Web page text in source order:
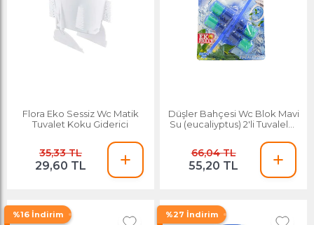
Flora Eko Sessiz Wc Matik
Tuvalet Koku Giderici
35,33 TL
29,60 TL
Düşler Bahçesi Wc Blok Mavi
Su (eucaliyptus) 2'li Tuvalelet
66,04 TL
55,20 TL
%16 İndirim %27 İndirim